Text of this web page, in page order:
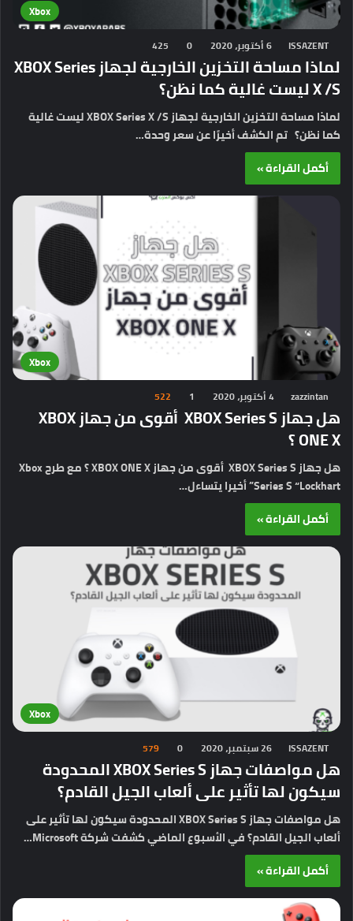
Xbox
ISSAZENT 6 أكتوبر، 2020 0
425
لماذا مساحة التخزين الخارجية لجهاز XBOX Series
X /S ليست غالية كما نظن؟
لماذا مساحة التخزين الخارجية لجهاز XBOX Series X /S ليست غالية
كما نظن؟ تم الكشف أخيرًا عن سعر وحدة…
أكمل القراءة »
Xbox
zazzintan 4 أكتوبر، 2020 1
522
هل جهاز XBOX Series S أقوى من جهاز XBOX
ONE X ؟
هل جهاز XBOX Series S أقوى من جهاز XBOX ONE X ؟ مع طرح Xbox
Series S “Lockhart” أخيرا يتساءل…
أكمل القراءة »
Xbox
ISSAZENT 26 سبتمبر، 2020 0
579
هل مواصفات جهاز XBOX Series S المحدودة
سيكون لها تأثير على ألعاب الجيل القادم؟
هل مواصفات جهاز XBOX Series S المحدودة سيكون لها تأثير على
ألعاب الجيل القادم؟ في الأسبوع الماضي كشفت شركة Microsoft…
أكمل القراءة »